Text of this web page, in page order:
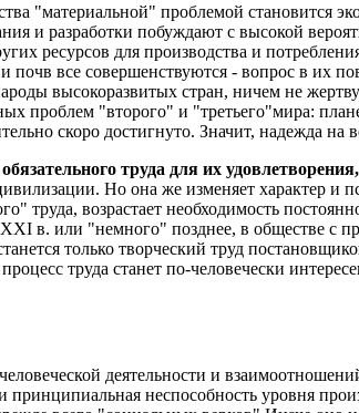
"материальной" проблемой становится
и разработки побуждают с высокой
ресурсов для производства и
почв все совершенствуются - вопрос в их
высокоразвитых стран, ничем не
проблем "второго" и "третьего"мира:
скоро достигнуто. Значит, надежда
труда для их
Но она же изменяет характер
труда, возрастает необходимость
в. или "немного" позднее, в обществе с
только творческий труд
труда станет по-человечески
деятельности и
принципиальная неспособность уровня